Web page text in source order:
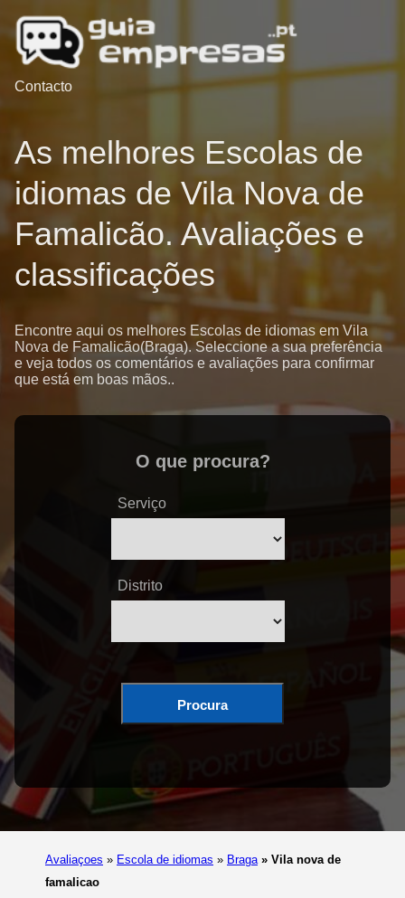
Contacto
As melhores Escolas de
idiomas de Vila Nova de
Famalicão. Avaliações e
classificações
Encontre aqui os melhores Escolas de idiomas em Vila
Nova de Famalicão(Braga). Seleccione a sua preferência
e veja todos os comentários e avaliações para confirmar
que está em boas mãos..
O que procura?
Serviço
Distrito
Procura
Avaliaçoes » Escola de idiomas » Braga » Vila nova de
famalicao